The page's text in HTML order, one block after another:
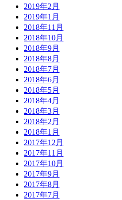
2019年2月
2019年1月
2018年11月
2018年10月
2018年9月
2018年8月
2018年7月
2018年6月
2018年5月
2018年4月
2018年3月
2018年2月
2018年1月
2017年12月
2017年11月
2017年10月
2017年9月
2017年8月
2017年7月